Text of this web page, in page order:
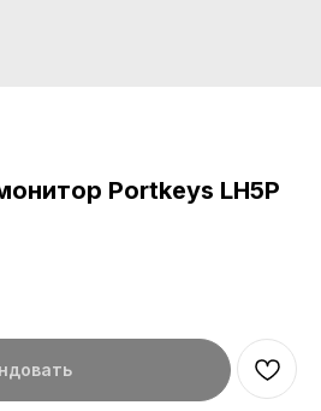
Portkeys LH5P